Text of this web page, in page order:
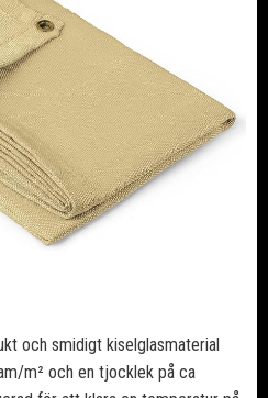
och smidigt kiselglasmaterial
m² och en tjocklek på ca